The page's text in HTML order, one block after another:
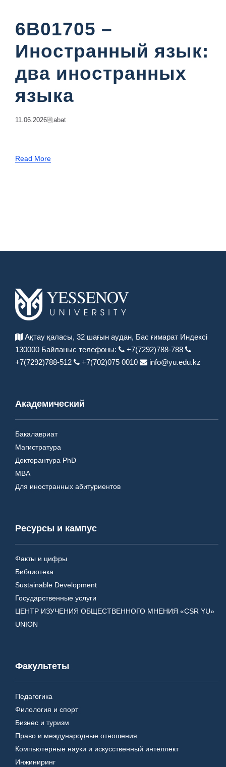
6B01705 –
Иностранный язык:
два иностранных
языка
11.06.2026 Abat
Read More
Ақтау қаласы, 32 шағын аудан, Бас ғимарат Индексі
130000 Байланыс телефоны:
+7(7292)788-788
+7(7292)788-512
+7(702)075 0010 info@yu.edu.kz
Академический
Бакалавриат
Магистратура
Докторантура PhD
MBA
Для иностранных абитуриентов
Ресурсы и кампус
Факты и цифры
Библиотека
Sustainable Development
Государственные услуги
ЦЕНТР ИЗУЧЕНИЯ ОБЩЕСТВЕННОГО МНЕНИЯ «CSR YU»
UNION
Факультеты
Педагогика
Филология и спорт
Бизнес и туризм
Право и международные отношения
Компьютерные науки и искусственный интеллект
Инжиниринг